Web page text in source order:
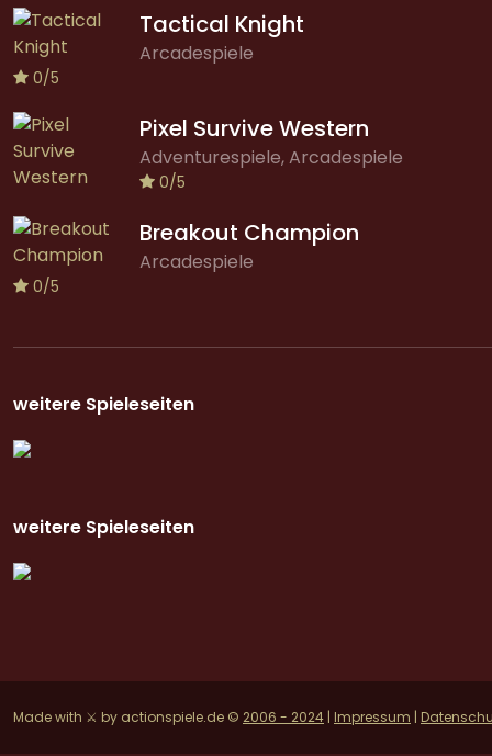
Tactical Knight
Arcadespiele
0/5
Pixel Survive Western
Adventurespiele, Arcadespiele
0/5
Breakout Champion
Arcadespiele
0/5
weitere Spieleseiten
weitere Spieleseiten
Made with ⚔ by actionspiele.de © 2006 - 2024 | Impressum |